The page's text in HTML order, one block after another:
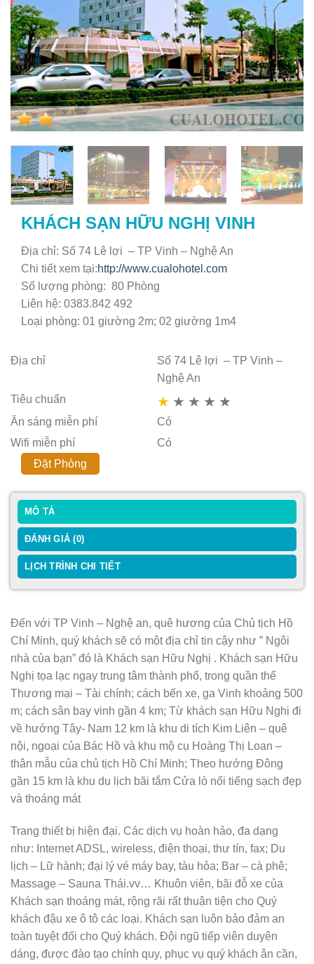
KHÁCH SẠN HỮU NGHỊ VINH
Địa chỉ: Số 74 Lê lợi – TP Vinh – Nghệ An
Chi tiết xem tại:http://www.cualohotel.com
Số lượng phòng: 80 Phòng
Liên hệ: 0383.842 492
Loại phòng: 01 giường 2m; 02 giường 1m4
Địa chỉ
Số 74 Lê lợi – TP Vinh –
Nghệ An
Tiêu chuẩn
★ ★ ★ ★ ★
Ăn sáng miễn phí
Có
Wifi miễn phí
Có
Đặt Phòng
MÔ TẢ
ĐÁNH GIÁ (0)
LỊCH TRÌNH CHI TIẾT
Đến với TP Vinh – Nghệ an, quê hương của Chủ tịch Hồ
Chí Minh, quý khách sẽ có một địa chỉ tin cậy như ” Ngôi
nhà của bạn” đó là Khách sạn Hữu Nghị . Khách sạn Hữu
Nghị tọa lạc ngay trung tâm thành phố, trong quần thể
Thương mại – Tài chính; cách bến xe, ga Vinh khoảng 500
m; cách sân bay vinh gần 4 km; Từ khách sạn Hữu Nghị đi
về hướng Tây- Nam 12 km là khu di tích Kim Liên – quê
nội, ngoại của Bác Hồ và khu mộ cụ Hoàng Thị Loan –
thân mẫu của chủ tịch Hồ Chí Minh; Theo hướng Đông
gần 15 km là khu du lịch bãi tắm Cửa lò nổi tiếng sạch đẹp
và thoáng mát
Trang thiết bị hiện đại. Các dịch vụ hoàn hảo, đa dạng
như: Internet ADSL, wireless, điện thoại, thư tín, fax; Du
lịch – Lữ hành; đại lý vé máy bay, tàu hỏa; Bar – cà phê;
Massage – Sauna Thái.vv… Khuôn viên, bãi đỗ xe của
Khách sạn thoáng mát, rộng rãi rất thuận tiện cho Quý
khách đậu xe ô tô các loại. Khách sạn luôn bảo đảm an
toàn tuyệt đối cho Quý khách. Đội ngũ tiếp viên duyên
dáng, được đào tạo chính quy, phục vụ quý khách ân cần,